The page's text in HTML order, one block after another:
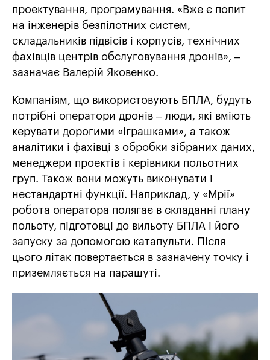
проектування, програмування. «Вже є попит
на інженерів безпілотних систем,
складальників підвісів і корпусів, технічних
фахівців центрів обслуговування дронів», –
зазначає Валерій Яковенко.
Компаніям, що використовують БПЛА, будуть
потрібні оператори дронів – люди, які вміють
керувати дорогими «іграшками», а також
аналітики і фахівці з обробки зібраних даних,
менеджери проектів і керівники польотних
груп. Також вони можуть виконувати і
нестандартні функції. Наприклад, у «Мрії»
робота оператора полягає в складанні плану
польоту, підготовці до вильоту БПЛА і його
запуску за допомогою катапульти. Після
цього літак повертається в зазначену точку і
приземляється на парашуті.